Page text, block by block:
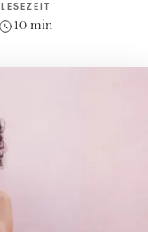
LESEZEIT
10 min